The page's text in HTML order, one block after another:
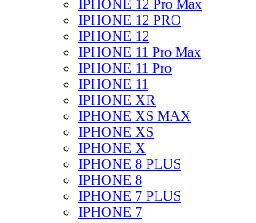
IPHONE 12 Pro Max
IPHONE 12 PRO
IPHONE 12
IPHONE 11 Pro Max
IPHONE 11 Pro
IPHONE 11
IPHONE XR
IPHONE XS MAX
IPHONE XS
IPHONE X
IPHONE 8 PLUS
IPHONE 8
IPHONE 7 PLUS
IPHONE 7